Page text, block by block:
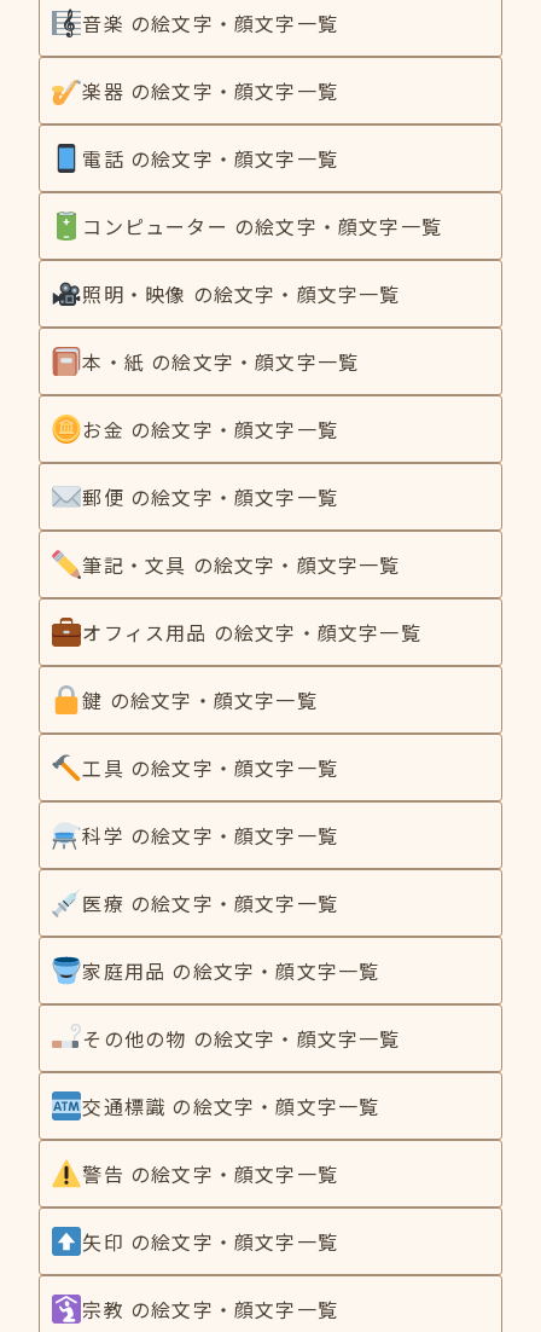
音楽 の絵文字・顔文字一覧
楽器 の絵文字・顔文字一覧
電話 の絵文字・顔文字一覧
コンピューター の絵文字・顔文字一覧
照明・映像 の絵文字・顔文字一覧
本・紙 の絵文字・顔文字一覧
お金 の絵文字・顔文字一覧
郵便 の絵文字・顔文字一覧
筆記・文具 の絵文字・顔文字一覧
オフィス用品 の絵文字・顔文字一覧
鍵 の絵文字・顔文字一覧
工具 の絵文字・顔文字一覧
科学 の絵文字・顔文字一覧
医療 の絵文字・顔文字一覧
家庭用品 の絵文字・顔文字一覧
その他の物 の絵文字・顔文字一覧
交通標識 の絵文字・顔文字一覧
警告 の絵文字・顔文字一覧
矢印 の絵文字・顔文字一覧
宗教 の絵文字・顔文字一覧